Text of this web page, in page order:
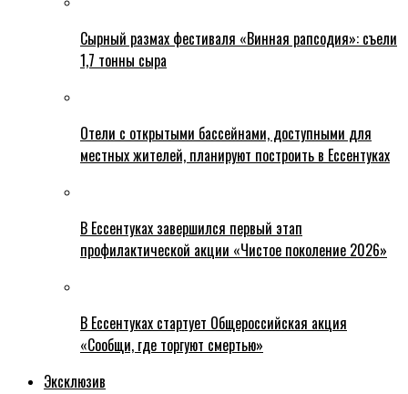
Сырный размах фестиваля «Винная рапсодия»: съели
1,7 тонны сыра
Отели с открытыми бассейнами, доступными для
местных жителей, планируют построить в Ессентуках
В Ессентуках завершился первый этап
профилактической акции «Чистое поколение 2026»
В Ессентуках стартует Общероссийская акция
«Сообщи, где торгуют смертью»
Эксклюзив